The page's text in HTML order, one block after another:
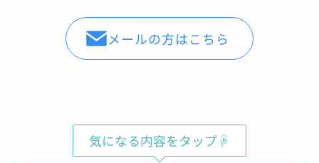
Shochan
00:07 29 Aug 22
バレンシアガのスニーカーの
たいと思い依頼をしました。表面は、ガラス、
撥水のダブルコーティングでソールにはセラミ
メールの方はこちら
気になる内容をタップ☟